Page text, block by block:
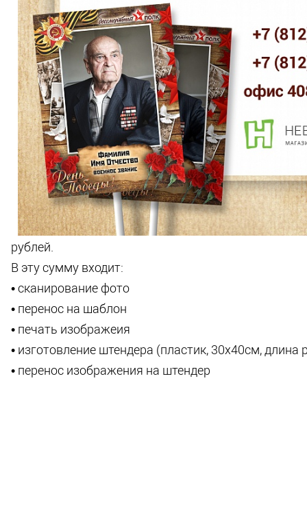
рублей.
В эту сумму входит:
• сканирование фото
• перенос на шаблон
• печать изображеия
• изготовление штендера (пластик, 30х40см, длина
• перенос изображения на штендер